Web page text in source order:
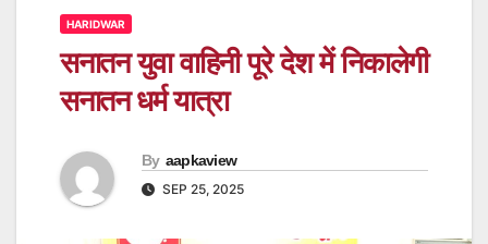
HARIDWAR
सनातन युवा वाहिनी पूरे देश में निकालेगी
सनातन धर्म यात्रा
By aapkaview
SEP 25, 2025